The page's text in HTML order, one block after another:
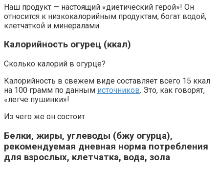
Наш продукт — настоящий «диетический герой»! Он
относится к низкокалорийным продуктам, богат водой,
клетчаткой и минералами.
Калорийность огурец (ккал)
Сколько калорий в огурце?
Калорийность в свежем виде составляет всего 15 ккал
на 100 грамм по данным источников. Это, как говорят,
«легче пушинки»!
Из чего же он состоит
Белки, жиры, углеводы (бжу огурца),
рекомендуемая дневная норма потребления
для взрослых, клетчатка, вода, зола